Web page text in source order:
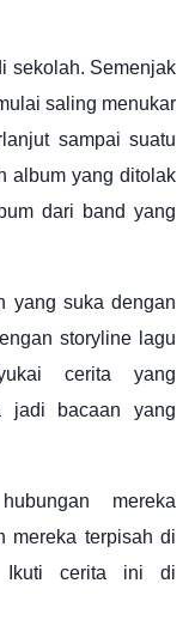
sekolah. Semenjak
saling menukar
sampai suatu
album yang ditolak
dari band yang
yang suka dengan
storyline lagu
cerita yang
jadi bacaan yang
mereka
mereka terpisah di
Ikuti cerita ini di